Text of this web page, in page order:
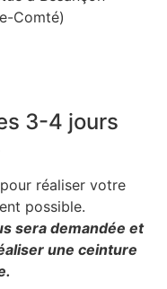
Comté)
3-4 jours
réaliser votre
possible.
sera demandée et
une ceinture